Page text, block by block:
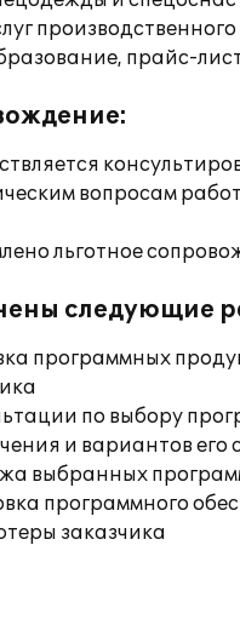
прайс-
вопросам
льготное
следующие
программных
по выбору
и вариантов его
выбранных
программного
заказчика